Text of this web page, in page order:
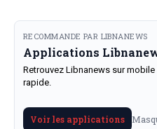
RECOMMANDE PAR LIBNANEWS
Applications
Retrouvez Libnanews sur
rapide.
Voir les applications